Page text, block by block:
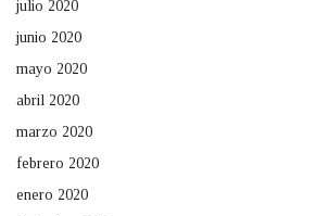
julio 2020
junio 2020
mayo 2020
abril 2020
marzo 2020
febrero 2020
enero 2020